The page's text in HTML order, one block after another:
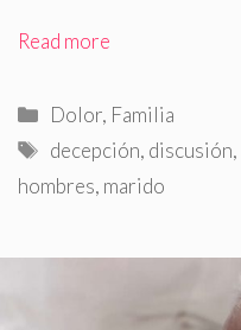
Read more
Categorías
Dolor, Familia
Etiquetas
decepción, discusión,
hombres, marido